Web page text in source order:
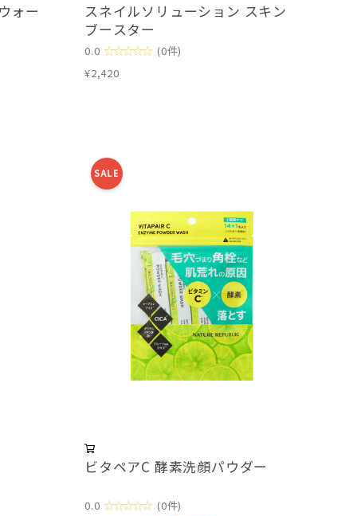
ォー
スネイルソリューション スキン
ブースター
0.0 ☆☆☆☆☆ (0件)
¥2,420
SALE
ビタペアC 酵素洗顔パウダー
0.0 ☆☆☆☆☆ (0件)